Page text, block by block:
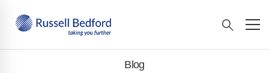
Blog